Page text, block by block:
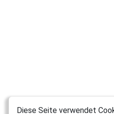
Diese Seite verwendet